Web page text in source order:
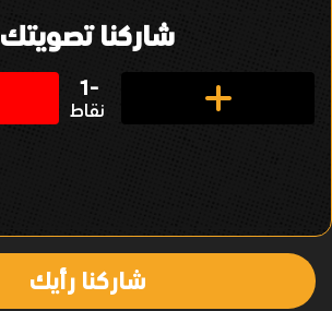
ا
ل
شاركنا تصويتك
-1
نقاط
شاركنا رأيك